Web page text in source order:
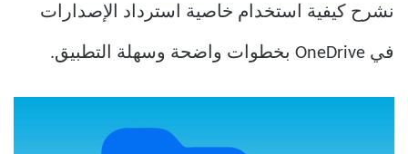
نشرح كيفية استخدام خاصية استرداد الإصدارات
في OneDrive بخطوات واضحة وسهلة التطبيق.